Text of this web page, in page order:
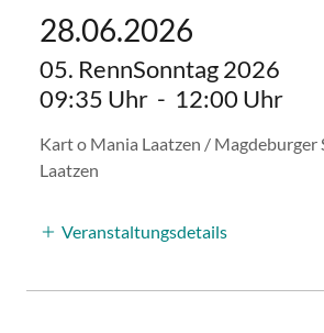
28.06.2026
05. RennSonntag 2026
09:35 Uhr - 12:00 Uhr
Kart o Mania Laatzen / Magdeburger
Laatzen
Veranstaltungsdetails